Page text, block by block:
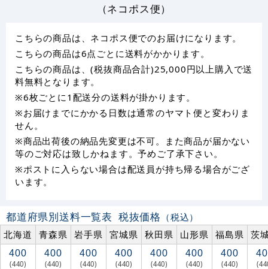
（ネコポス便）
こちらの商品は、ネコポス便でのお届けになります。
こちらの商品は6点ごとに送料がかかります。
こちらの商品は、(税抜商品合計)25,000円以上購入で送
料無料となります。
※6枚ごとに1配送分の送料が掛かります。
※お届けまでにかかる日数は通常のヤマト便と変わりま
せん。
※商品出荷後の納品先変更は不可。また商品が届かない
等のご対応は致しかねます。予めご了承下さい。
※ポストに入らない場合は配送員が持ち帰る場合がござ
います。
都道府県別送料一覧表 税抜価格 （税込）
北海道
青森県 岩手県 宮城県 秋田県 山形県 福島県 茨
400
(440)
400
(440)
400
(440)
400
(440)
400
(440)
400
(440)
400
(440)